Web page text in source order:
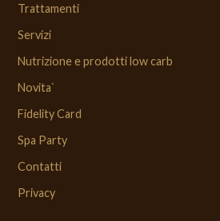
Trattamenti
Servizi
Nutrizione e prodotti low carb
Novita`
Fidelity Card
Spa Party
Contatti
Privacy